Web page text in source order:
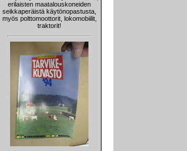
erilaisten maatalouskoneiden
seikkaperäistä käytönopastusta,
myös polttomoottorit, lokomobiilit,
traktorit!